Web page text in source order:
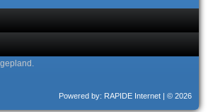
Powered by: RAPIDE Internet | © 2026